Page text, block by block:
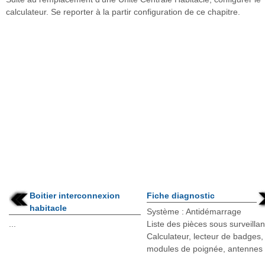
calculateur. Se reporter à la partir configuration de ce chapitre.
Boitier interconnexion
habitacle
Fiche diagnostic
Système : Antidémarrage
Liste des pièces sous
Calculateur, lecteur de badges,
modules de poignée, antennes